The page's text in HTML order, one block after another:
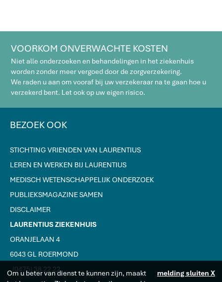
VOORKOM ONVERWACHTE KOSTEN
Niet alle onderzoeken en behandelingen in het ziekenhuis
worden zonder meer vergoed door de zorgverzekering.
We raden u aan om vooraf bij uw verzekeraar na te gaan hoe u
verzekerd bent. Let ook op uw eigen risico.
BEZOEK OOK
STICHTING VRIENDEN VAN LAURENTIUS
LEREN EN WERKEN BIJ LAURENTIUS
MEDISCH WETENSCHAPPELIJK ONDERZOEK
PUBLIEKSMAGAZINE SAMEN
DISCLAIMER
LAURENTIUS ZIEKENHUIS
ORANJELAAN 4
6043 GL ROERMOND
J(0475) 38 22 22 melding sluiten X
Om u beter van dienst te kunnen zijn, maakt